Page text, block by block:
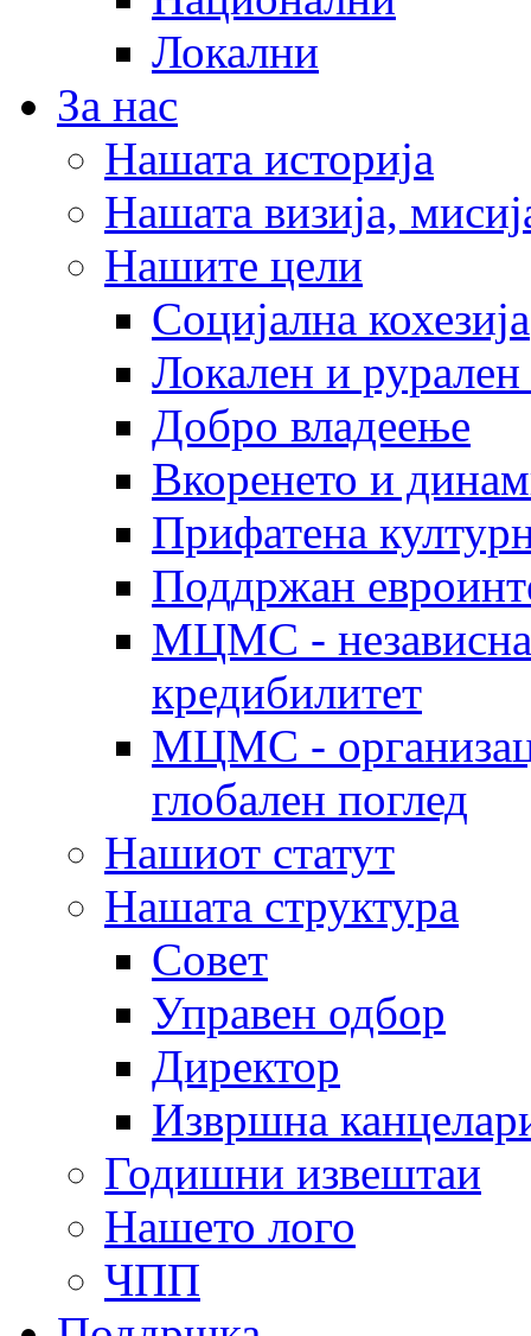
Локални
За нас
Нашата историја
Нашата визија,
Нашите цели
Социјална кохезија
Локален и рурален
Добро владеење
Вкоренето и
Прифатена
Поддржан
МЦМС - независна
кредибилитет
МЦМС -
глобален поглед
Нашиот статут
Нашата структура
Совет
Управен одбор
Директор
Извршна
Годишни извештаи
Нашето лого
ЧПП